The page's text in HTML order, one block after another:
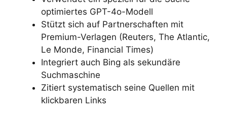
optimiertes GPT-4o-Modell
Stützt sich auf Partnerschaften mit
Premium-Verlagen (Reuters, The Atlantic,
Le Monde, Financial Times)
Integriert auch Bing als sekundäre
Suchmaschine
Zitiert systematisch seine Quellen mit
klickbaren Links